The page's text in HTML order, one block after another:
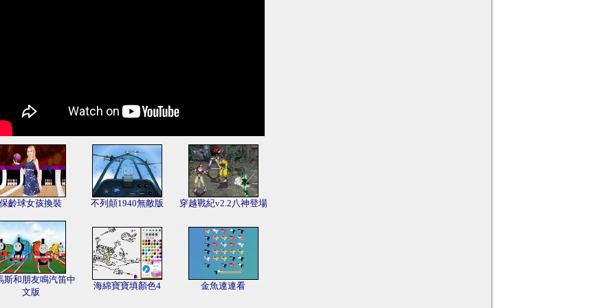
保齡球女孩換裝 不列顛1940無敵版 穿越戰紀v2.2八神登場
斯和朋友鳴汽笛中
文版
海綿寶寶填顏色4 金魚連連看